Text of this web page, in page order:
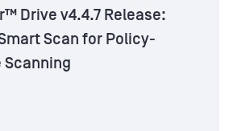
Drive v4.4.7 Release:
Scan for Policy-
Scanning